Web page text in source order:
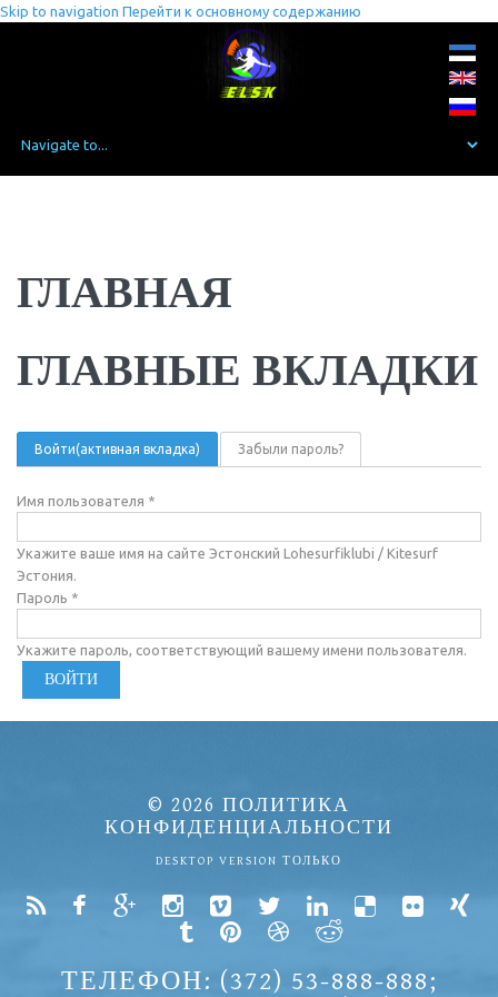
Skip to navigation Перейти к основному содержанию
ГЛАВНАЯ
ГЛАВНЫЕ ВКЛАДКИ
Войти(активная вкладка) Забыли пароль?
Имя пользователя *
Укажите ваше имя на сайте Эстонский Lohesurfiklubi / Kitesurf
Эстония.
Пароль *
Укажите пароль, соответствующий вашему имени пользователя.
© 2026 ПОЛИТИКА
КОНФИДЕНЦИАЛЬНОСТИ
DESKTOP VERSION ТОЛЬКО
ТЕЛЕФОН: (372) 53-888-888;